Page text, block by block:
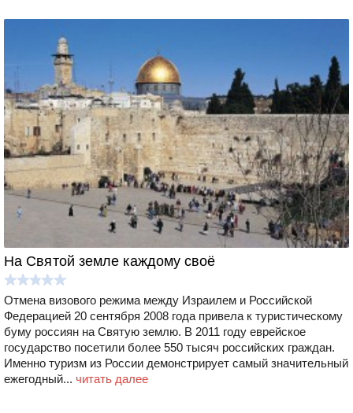
На Святой земле каждому своё
Отмена визового режима между Израилем и Российской
Федерацией 20 сентября 2008 года привела к туристическому
буму россиян на Святую землю. В 2011 году еврейское
государство посетили более 550 тысяч российских граждан.
Именно туризм из России демонстрирует самый значительный
ежегодный... читать далее